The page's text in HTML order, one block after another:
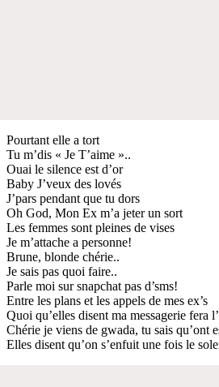
Pourtant elle a tort
Tu m’dis « Je T’aime »..
Ouai le silence est d’or
Baby J’veux des lovés
J’pars pendant que tu dors
Oh God, Mon Ex m’a jeter un sort
Les femmes sont pleines de vises
Je m’attache a personne!
Brune, blonde chérie..
Je sais pas quoi faire..
Parle moi sur snapchat pas d’sms!
Entre les plans et les appels de mes ex’s
Quoi qu’elles disent ma messagerie fera
Chérie je viens de gwada, tu sais qu’ont
Elles disent qu’on s’enfuit une fois le